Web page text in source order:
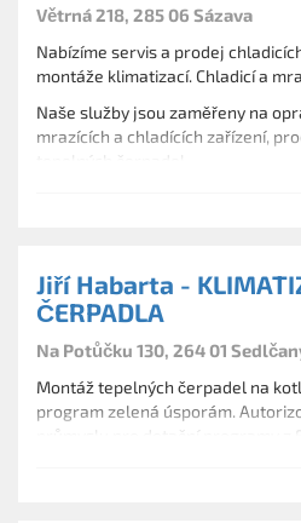
Větrná 218, 285 06 Sázava
Nabízíme servis a prodej
montáže klimatizací. Chladicí a
Naše služby jsou zaměřeny na
mrazících a chladících zařízení,
Jiří Habarta -
ČERPADLA
Na Potůčku 130, 264 01
Montáž tepelných čerpadel na
program zelená úsporám.
průmyslu pro dotační programy z